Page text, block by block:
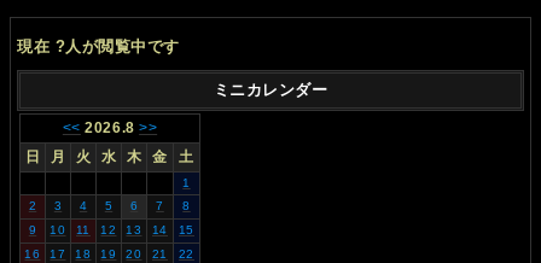
現在 ?人が閲覧中です
ミニカレンダー
<< 2026.8 >>
日
月 火 水 木 金 土
1
2
3 4 5 6 7
8
9
10 11 12 13 14
15
16
17 18 19 20 21
22